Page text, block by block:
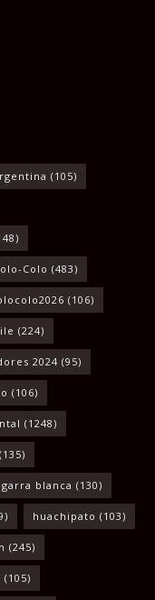
(105)
Colo (483)
(106)
(224)
2024 (95)
(106)
(1248)
(135)
garra blanca (130)
huachipato (103)
(245)
(105)